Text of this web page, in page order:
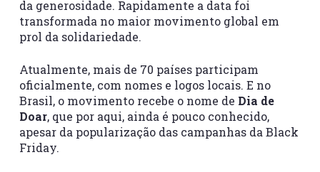
da generosidade. Rapidamente a data foi
transformada no maior movimento global em
prol da solidariedade.
Atualmente, mais de 70 países participam
oficialmente, com nomes e logos locais. E no
Brasil, o movimento recebe o nome de Dia de
Doar, que por aqui, ainda é pouco conhecido,
apesar da popularização das campanhas da Black
Friday.